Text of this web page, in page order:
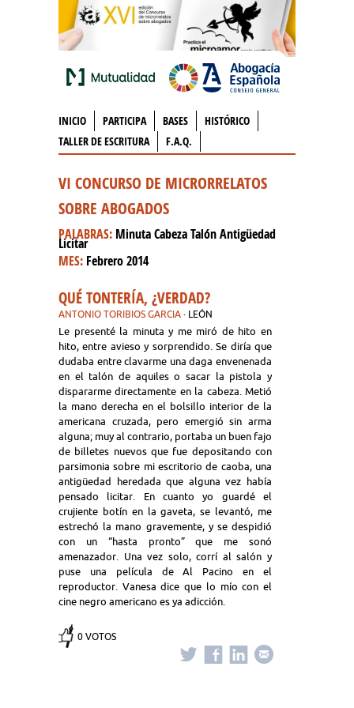
INICIO PARTICIPA BASES
HISTÓRICO
TALLER DE ESCRITURA
F.A.Q.
VI CONCURSO DE MICRORRELATOS
SOBRE ABOGADOS
PALABRAS: Minuta Cabeza Talón Antigüedad
Licitar
MES: Febrero 2014
QUÉ TONTERÍA, ¿VERDAD?
ANTONIO TORIBIOS GARCIA · LEÓN
Le presenté la minuta y me miró de hito en
hito, entre avieso y sorprendido. Se diría que
dudaba entre clavarme una daga envenenada
en el talón de aquiles o sacar la pistola y
dispararme directamente en la cabeza. Metió
la mano derecha en el bolsillo interior de la
americana cruzada, pero emergió sin arma
alguna; muy al contrario, portaba un buen fajo
de billetes nuevos que fue depositando con
parsimonia sobre mi escritorio de caoba, una
antigüedad heredada que alguna vez había
pensado licitar. En cuanto yo guardé el
crujiente botín en la gaveta, se levantó, me
estrechó la mano gravemente, y se despidió
con un “hasta pronto” que me sonó
amenazador. Una vez solo, corrí al salón y
puse una película de Al Pacino en el
reproductor. Vanesa dice que lo mío con el
cine negro americano es ya adicción.
0 VOTOS